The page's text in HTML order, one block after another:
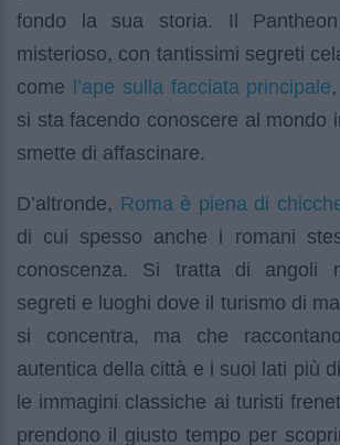
fondo la sua storia. Il
misterioso, con tantissimi segreti
come l’ape sulla facciata principale
si sta facendo conoscere al mondo
smette di affascinare.
D’altronde, Roma è piena di
di cui spesso anche i romani
conoscenza. Si tratta di angoli
segreti e luoghi dove il turismo di
si concentra, ma che
autentica della città e i suoi lati più
le immagini classiche ai turisti
prendono il giusto tempo per